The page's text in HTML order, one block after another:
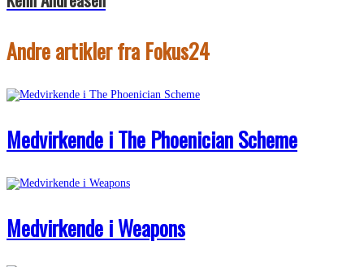
Andre artikler fra Fokus24
Medvirkende i The Phoenician Scheme
Medvirkende i Weapons